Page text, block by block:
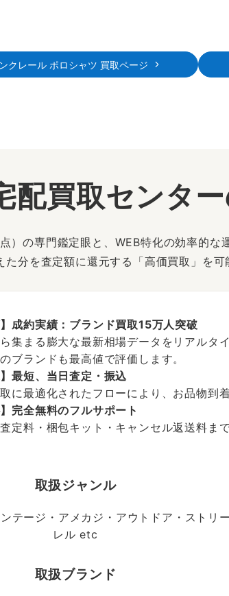
クレール ポロシャツ 買取ページ
配買取センタ
）の専門鑑定眼と、WEB特化の効率的な
分を査定額に還元する「高価買取」を
】成約実績：ブランド買取15万人突破
集まる膨大な最新相場データをリアルタ
ブランドも最高値で評価します。
】最短、当日査定・振込
に最適化されたフローにより、お品物到
】完全無料のフルサポート
定料・梱包キット・キャンセル返送料ま
取扱ジャンル
テージ・アメカジ・アウトドア・ストリ
レル etc
取扱ブランド